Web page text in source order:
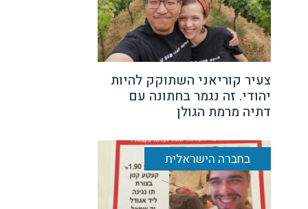
צעיר קוריאני השתוקק להיות
יהודי. זה נגמר בחתונה עם
דתיה מרמת הגולן
בחברה הישראלית